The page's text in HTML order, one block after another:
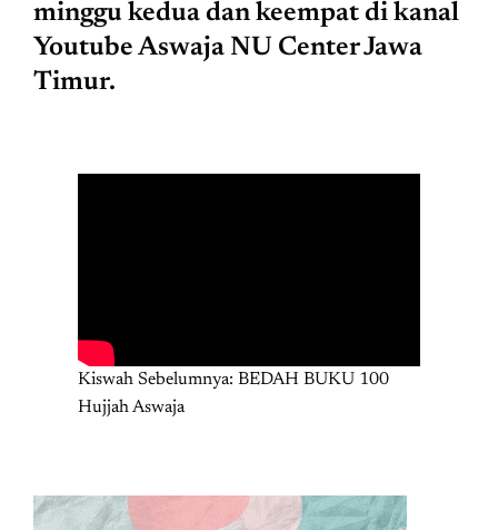
minggu kedua dan keempat di kanal
Youtube Aswaja NU Center Jawa
Timur.
Kiswah Sebelumnya: BEDAH BUKU 100
Hujjah Aswaja